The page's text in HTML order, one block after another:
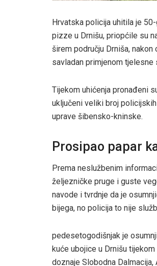
Hrvatska policija uhitila je
pizze u Drnišu, priopćile su
širem području Drniša,
savladan primjenom tjelesne
Tijekom uhićenja pronađeni
uključeni veliki broj
uprave šibensko-kninske.
Prosipao papar
Prema neslužbenim
željezničke pruge i guste
navode i tvrdnje da je
bijega, no policija to nije
pedesetogodišnjak je
kuće ubojice u Drnišu
doznaje Slobodna